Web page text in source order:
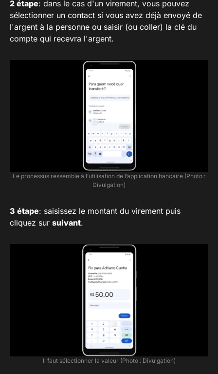
2 étape: dans le cas d'un virement, vous pouvez
sélectionner un contact si vous avez déjà envoyé de
l'argent à la personne ou saisir (ou coller) la clé du
compte qui recevra l'argent.
Le processus ressemble à l’utilisation de l’application bancaire (Photo :
Divulgation)
3 étape: saisissez le montant du virement puis
cliquez sur suivant.
Il faut sélectionner la valeur (Photo : Divulgation)